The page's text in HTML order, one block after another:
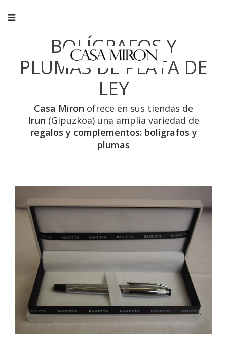
BOLÍGRAFOS Y
PLUMAS DE PLATA DE
LEY
Casa Miron ofrece en sus tiendas de
Irun (Gipuzkoa) una amplia variedad de
regalos y complementos: bolígrafos y
plumas